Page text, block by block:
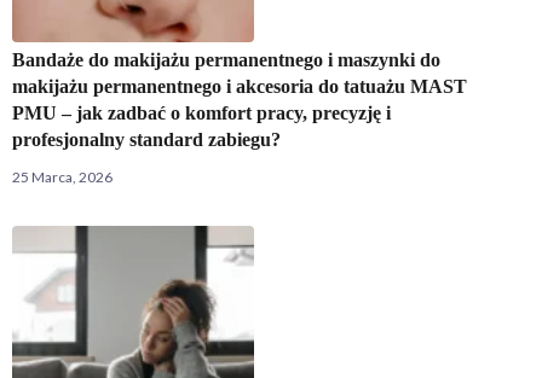
Bandaże do makijażu permanentnego i maszynki do
makijażu permanentnego i akcesoria do tatuażu MAST
PMU – jak zadbać o komfort pracy, precyzję i
profesjonalny standard zabiegu?
25 Marca, 2026